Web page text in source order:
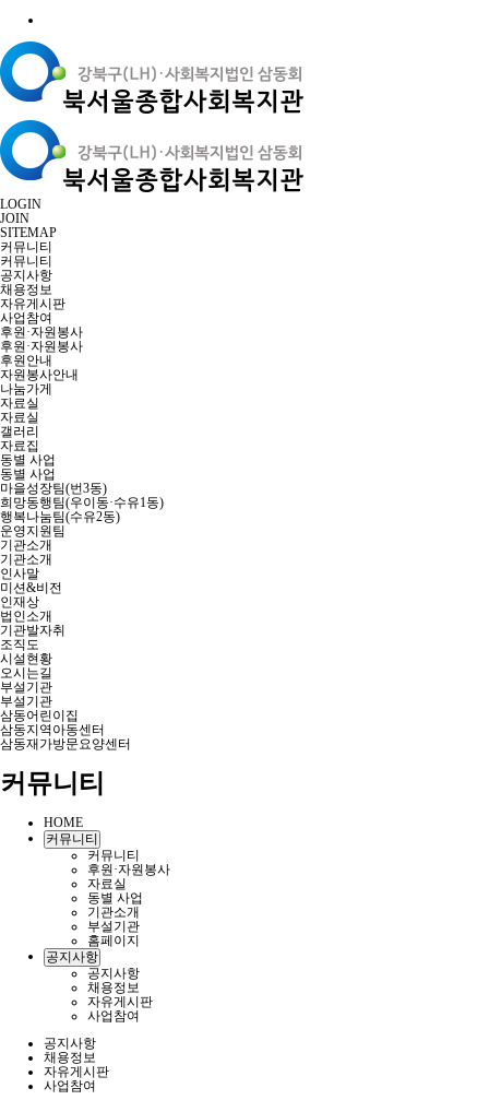
LOGIN
JOIN
SITEMAP
커뮤니티
커뮤니티
공지사항
채용정보
자유게시판
사업참여
후원·자원봉사
후원·자원봉사
후원안내
자원봉사안내
나눔가게
자료실
자료실
갤러리
자료집
동별 사업
동별 사업
마을성장팀(번3동)
희망동행팀(우이동·수유1동)
행복나눔팀(수유2동)
운영지원팀
기관소개
기관소개
인사말
미션&비전
인재상
법인소개
기관발자취
조직도
시설현황
오시는길
부설기관
부설기관
삼동어린이집
삼동지역아동센터
삼동재가방문요양센터
커뮤니티
HOME
커뮤니티
커뮤니티
후원·자원봉사
자료실
동별 사업
기관소개
부설기관
홈페이지
공지사항
공지사항
채용정보
자유게시판
사업참여
공지사항
채용정보
자유게시판
사업참여